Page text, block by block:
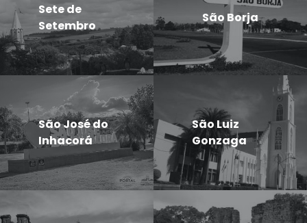
Sete de
Setembro
São Borja
São José do
Inhacorá
São Luiz
Gonzaga